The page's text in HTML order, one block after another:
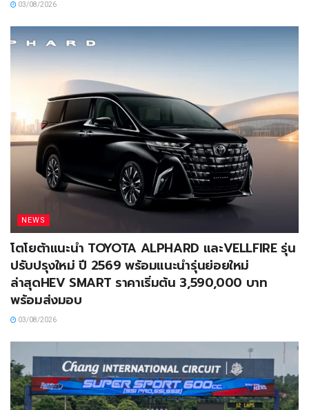
03/08/2026
NEWS
โตโยต้าแนะนำ TOYOTA ALPHARD และVELLFIRE รุ่น
ปรับปรุงใหม่ ปี 2569 พร้อมแนะนำรุ่นย่อยใหม่
ล่าสุดHEV SMART ราคาเริ่มต้น 3,590,000 บาท
พร้อมส่งมอบ
03/08/2026